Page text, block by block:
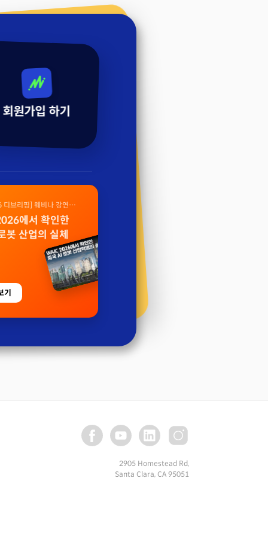
회원가입 하기
브리핑] 웨비나 강연
에서 확인한
봇 산업의 실체
기
2905 Homestead Rd,
Santa Clara, CA 95051